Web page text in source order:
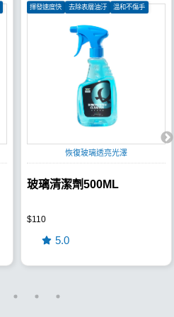
揮發速度快 去除表層油汙 溫和不傷手
恢復玻璃透亮光澤
玻璃清潔劑500ML
$110
5.0